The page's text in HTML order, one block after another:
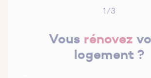
1/3
Vous rénovez
logement ?